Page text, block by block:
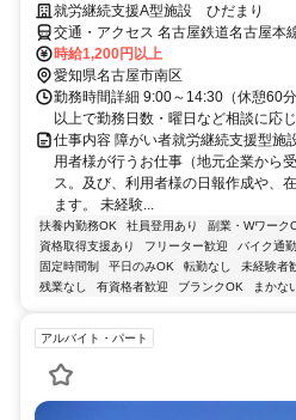
就労継続支援A型施設 ひだまり
交通・アクセス 名古屋鉄道名古屋本
時給1,200円以上
愛知県名古屋市南区
勤務時間詳細 9:00～14:30（休憩60
以上で勤務日数・曜日など相談に応
仕事内容 障がい者就労継続支援型施
用者様が行うお仕事（地元企業から
ス。及び、利用者様の日報作成や、
ます。 未経験...
扶養内勤務OK 社員登用あり 副業・Wワーク
資格取得支援あり
フリーター歓迎 バイク通
固定時間制
平日のみOK 転勤なし 未経験者
残業なし
有資格者歓迎 ブランクOK まかな
アルバイト・パート